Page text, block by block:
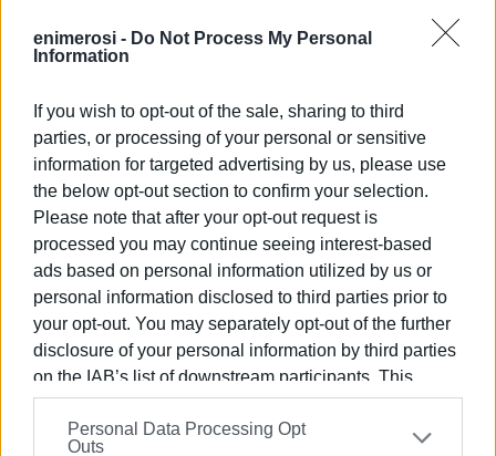
enimerosi - Do Not Process My Personal
Information
If you wish to opt-out of the sale, sharing to third
parties, or processing of your personal or sensitive
information for targeted advertising by us, please use
the below opt-out section to confirm your selection.
Please note that after your opt-out request is
processed you may continue seeing interest-based
ads based on personal information utilized by us or
personal information disclosed to third parties prior to
your opt-out. You may separately opt-out of the further
disclosure of your personal information by third parties
on the IAB’s list of downstream participants. This
information may also be disclosed by us to third parties
on theIAB’s List of Downstream Participants
that may
Personal Data Processing Opt
Outs
Οι συνδημότες του Δήμου μας, αλλά και οι επισκέπτες
του στερούνται ένα κύριο δημόσιο αγαθό, όπως το
αιφνιδιαστικά, χωρίς να το γνωρίζουν.
Ερωτάσθε:
Σε ποιες ενέργειες προτίθεσθε να προβείτε ώστε να
επέλθει η οικονομική ανάκαμψη της ΔΕΥΑΚ, να λάβει
χώρα η πρόσληψη του αναγκαίου προσωπικού, να
βελτιωθεί το φθαρμένο και ελλειμματικό υδρευτικό
δίχτυο, να παύσουν οι συχνές διακοπές νερού και να
υπάρξει έγκαιρη ενημέρωση των δημοτών;
Τελικά υπάρχει προοπτική για την κατασκευή του έργου
η Κέρκυρα πόσιμο νερό;